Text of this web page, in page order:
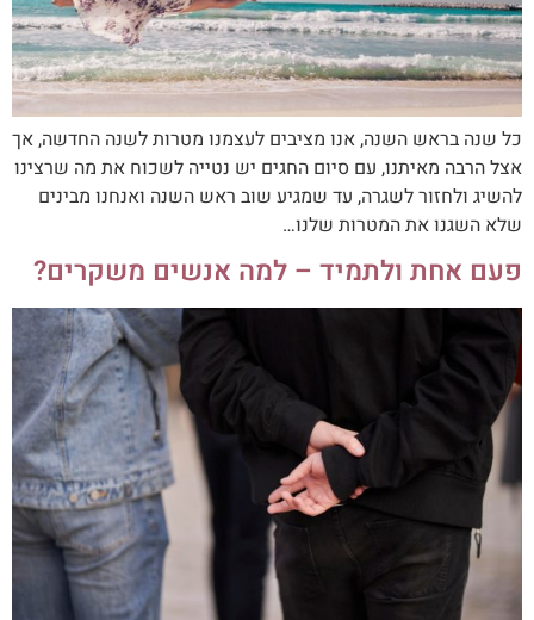
כל שנה בראש השנה, אנו מציבים לעצמנו מטרות לשנה החדשה, אך
אצל הרבה מאיתנו, עם סיום החגים יש נטייה לשכוח את מה שרצינו
להשיג ולחזור לשגרה, עד שמגיע שוב ראש השנה ואנחנו מבינים
שלא השגנו את המטרות שלנו…
פעם אחת ולתמיד – למה אנשים משקרים?